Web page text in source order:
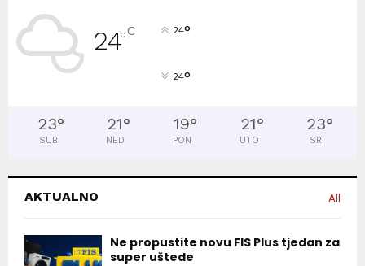
24°C 24°
24°
23°
SUB
21°
NED
19°
PON
21°
UTO
23°
SRI
AKTUALNO All
Ne propustite novu FIS Plus tjedan za
super uštede